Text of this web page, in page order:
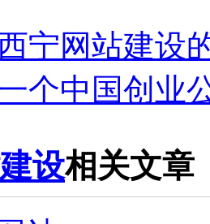
宁网站建设
个中国创业
设相关文章